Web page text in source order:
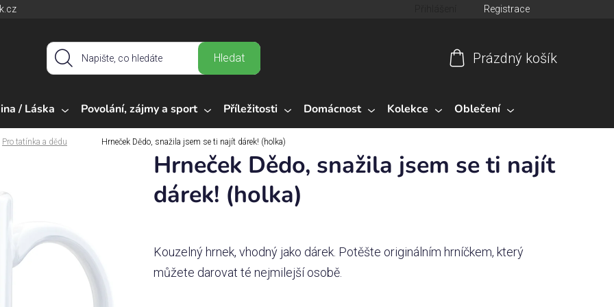
Registrace
Hledat
košík
Prázdný košík
/ Láska Povolání, zájmy a sport Příležitosti Domácnost Kolekce Oblečení
Pro tatínka a dědu Hrneček Dědo, snažila jsem se ti najít dárek! (holka)
Hrneček Dědo, snažila jsem se ti najít
dárek! (holka)
Kouzelný hrnek, vhodný jako dárek. Potěšte originálním hrníčkem, který
můžete darovat té nejmilejší osobě.